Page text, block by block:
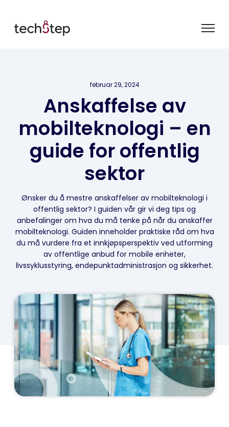
februar 29, 2024
Anskaffelse av
mobilteknologi – en
guide for offentlig
sektor
Ønsker du å mestre anskaffelser av mobilteknologi i
offentlig sektor? I guiden vår gir vi deg tips og
anbefalinger om hva du må tenke på når du anskaffer
mobilteknologi. Guiden inneholder praktiske råd om hva
du må vurdere fra et innkjøpsperspektiv ved utforming
av offentlige anbud for mobile enheter,
livssyklusstyring, endepunktadministrasjon og sikkerhet.